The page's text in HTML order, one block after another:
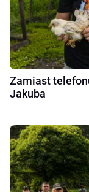
Zamiast
Jakuba